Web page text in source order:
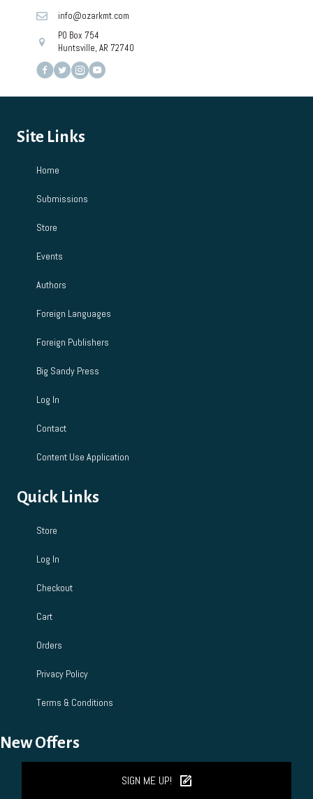
info@ozarkmt.com
PO Box 754
Huntsville, AR 72740
Site Links
Home
Submissions
Store
Events
Authors
Foreign Languages
Foreign Publishers
Big Sandy Press
Log In
Contact
Content Use Application
Quick Links
Store
Log In
Checkout
Cart
Orders
Privacy Policy
Terms & Conditions
New Offers
SIGN ME UP!